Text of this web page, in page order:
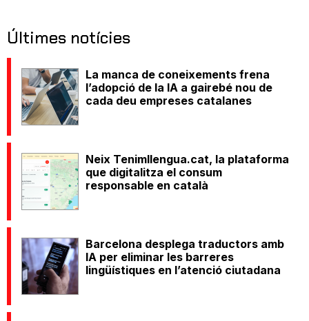
Últimes notícies
La manca de coneixements frena
l’adopció de la IA a gairebé nou de
cada deu empreses catalanes
Neix Tenimllengua.cat, la plataforma
que digitalitza el consum
responsable en català
Barcelona desplega traductors amb
IA per eliminar les barreres
lingüístiques en l’atenció ciutadana